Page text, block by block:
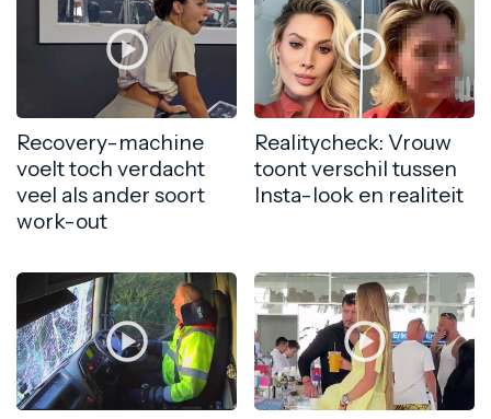
Recovery-machine
voelt toch verdacht
veel als ander soort
work-out
Realitycheck: Vrouw
toont verschil tussen
Insta-look en realiteit